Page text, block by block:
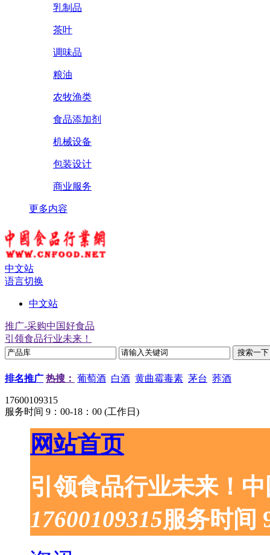
乳制品
茶叶
调味品
粮油
农牧渔类
食品添加剂
机械设备
包装设计
商业服务
更多内容
中文站
语言切换
中文站
推广-采购中国好食品
引领食品行业未来！
排名推广 热搜： 葡萄酒 白酒 黄曲霉毒素 茅台 荞酒
17600109315
服务时间 9：00-18：00 (工作日)
网站首页
引领食品行业未来！
17600109315服务时间